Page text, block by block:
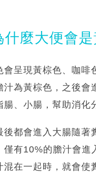
什麼大便會
會呈現黃棕色、咖
汁為黃棕色，之後
、小腸，幫助消化
後都會進入大腸隨
僅有10%的膽汁會
在一起時，就會使